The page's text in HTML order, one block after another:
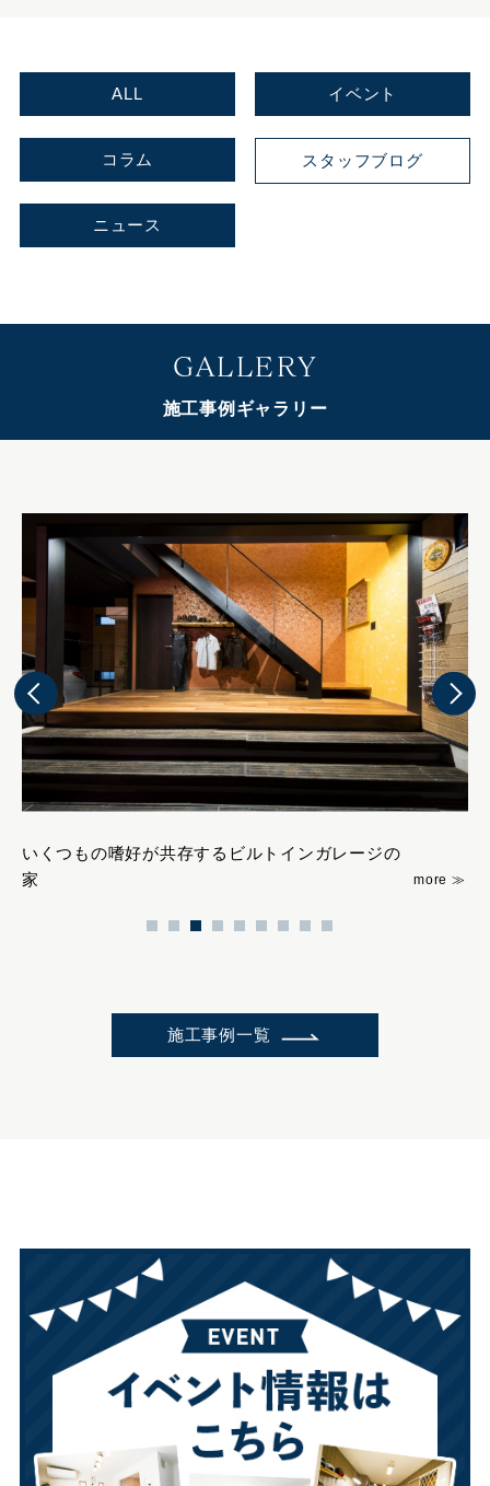
ALL イベント
コラム スタッフブログ
ニュース
GALLERY
施工事例ギャラリー
いくつもの嗜好が共存するビルトインガレージの
家
施工事例一覧